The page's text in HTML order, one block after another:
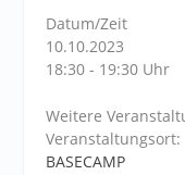
Datum/Zeit
10.10.2023
18:30 - 19:30 Uhr
Weitere
Veranstaltungsort:
BASECAMP